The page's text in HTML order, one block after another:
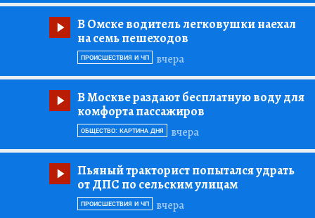
В Омске водитель легковушки наехал
на семь пешеходов
вчера
ПРОИСШЕСТВИЯ И ЧП
В Москве раздают бесплатную воду для
комфорта пассажиров
вчера
ОБЩЕСТВО: КАРТИНА ДНЯ
Пьяный тракторист попытался удрать
от ДПС по сельским улицам
вчера
ПРОИСШЕСТВИЯ И ЧП